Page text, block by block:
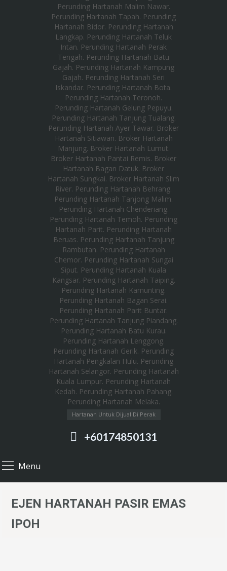
Hartanah Untuk Dijual Di Perak
+60174850131
Menu
EJEN HARTANAH PASIR EMAS
IPOH